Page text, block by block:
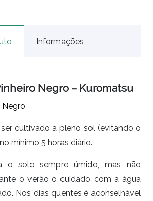
Informações
Negro – Kuromatsu
Negro
cultivado a pleno sol (evitando o
mínimo 5 horas diário.
o solo sempre úmido, mas não
o verão o cuidado com a água
Nos dias quentes é aconselhável